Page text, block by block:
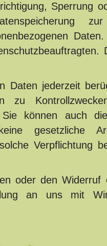
Sperrung
zur
Daten jederzeit
zu
Sie können auch
gesetzliche
Verpflichtung
oder den Widerruf
an uns mit